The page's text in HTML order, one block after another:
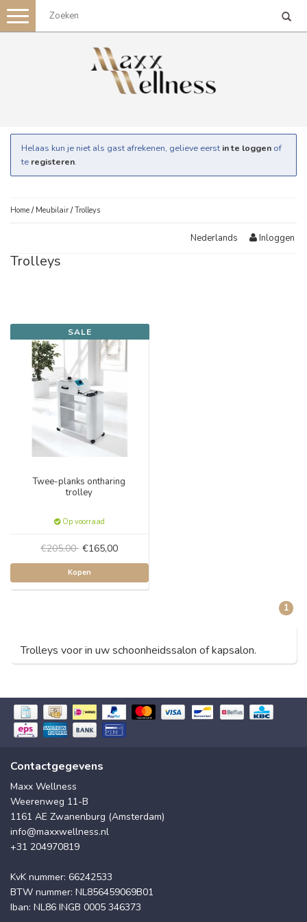
Toggle
navigation
Helaas kun je niet als gast afrekenen, gelieve eerst in te loggen of
te registeren.
Home / Meubilair /Trolleys
Nederlands Inloggen
Trolleys
SALE
Twee-planks ontharing
trolley
Op voorraad
€205,00 €165,00
Kopen
1
Trolleys voor in uw schoonheidssalon of kapsalon.
Contactgegevens
Maxx Wellness
Weerenweg 11-B
1161 AE Zwanenburg (Amsterdam)
info@maxxwellness.nl
+31 204970819
KvK nummer: 66242533
BTW nummer: NL856459069B01
Iban: NL86 INGB 0005 346373